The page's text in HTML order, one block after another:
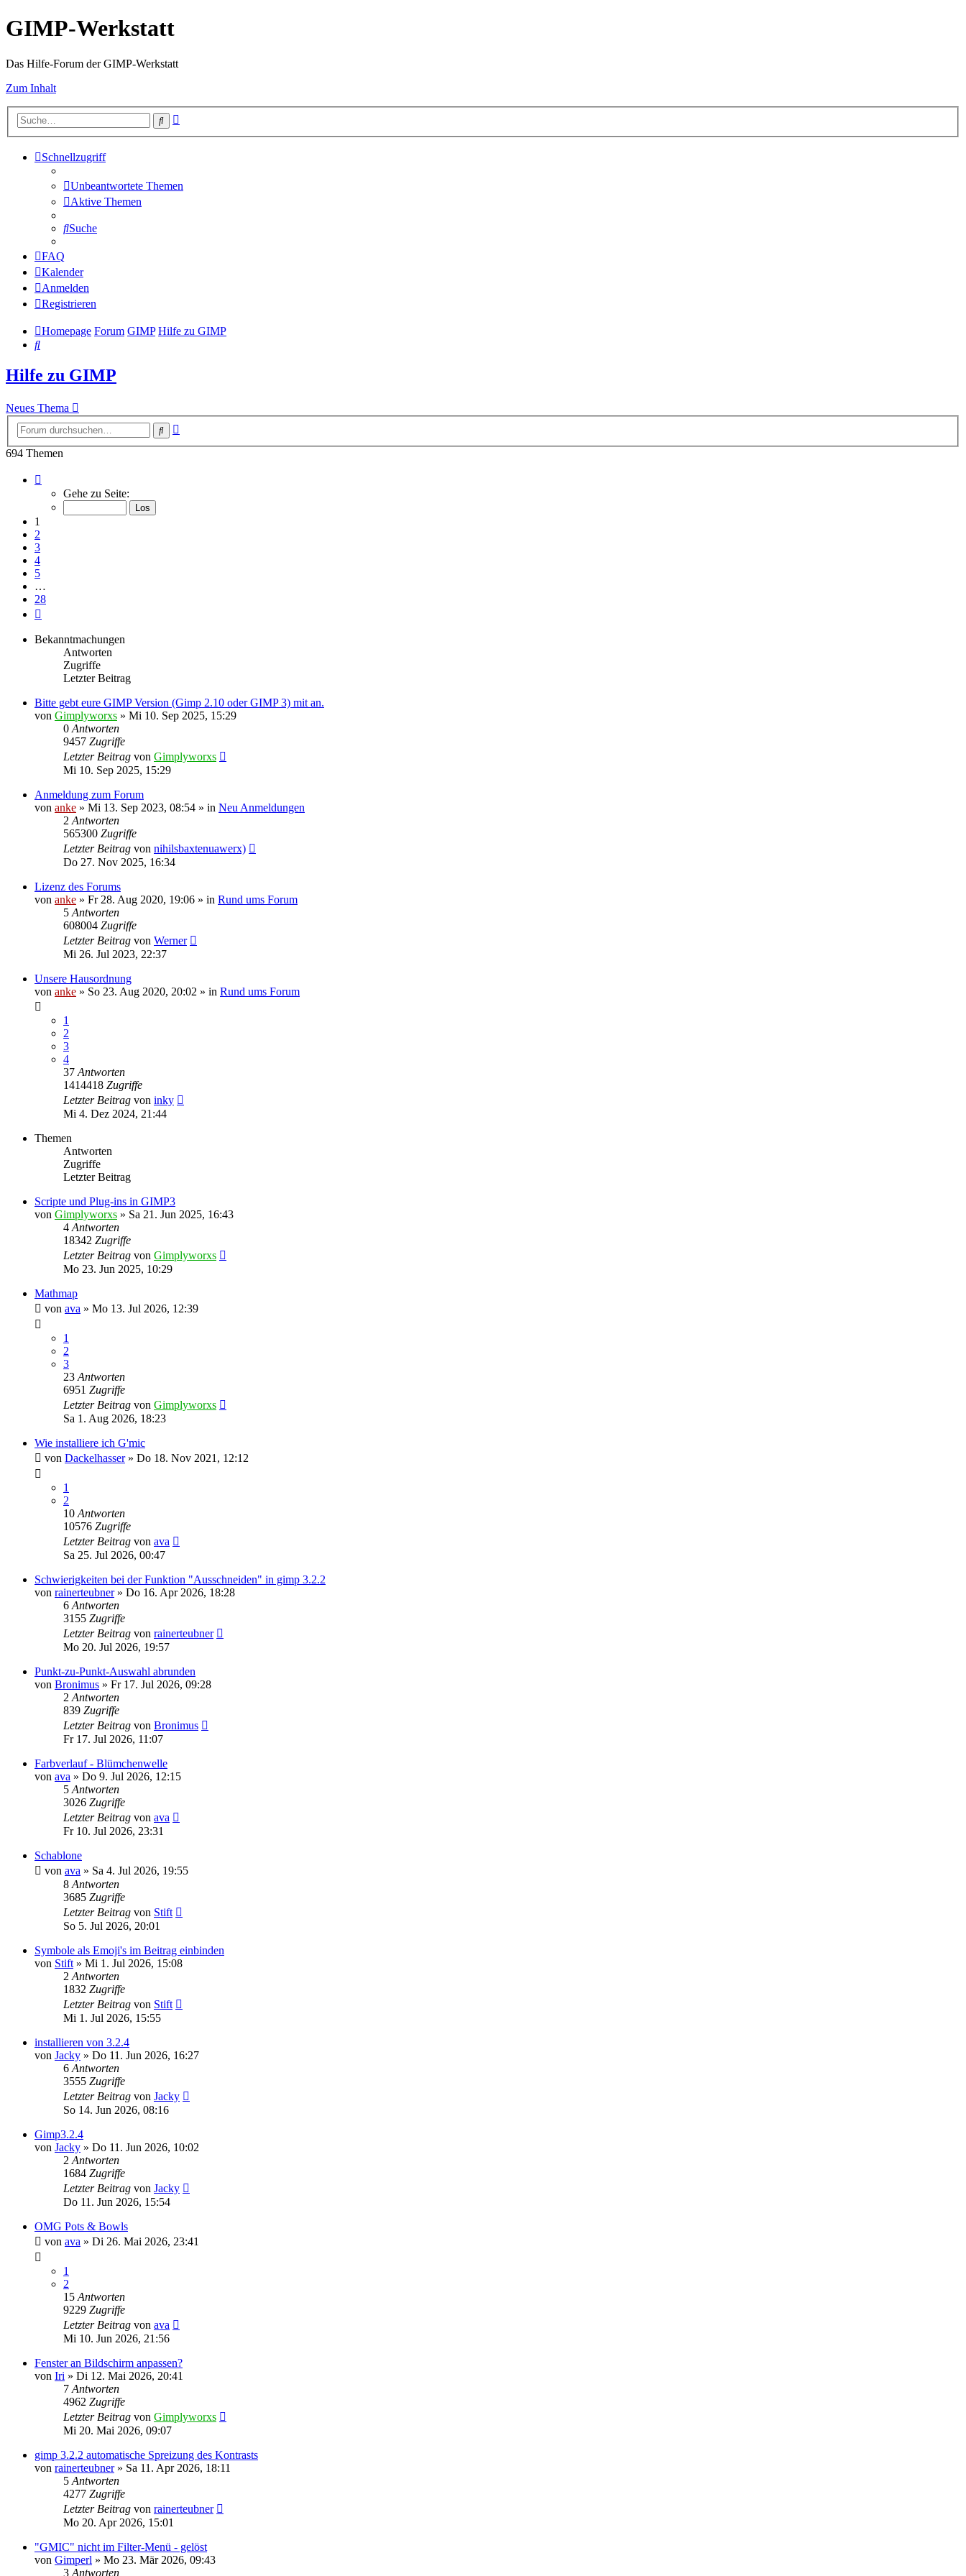
GIMP-Werkstatt
Das Hilfe-Forum der GIMP-Werkstatt
Zum Inhalt
Suche
Schnellzugriff
Unbeantwortete Themen
Aktive Themen
Suche
FAQ
Kalender
Anmelden
Registrieren
Homepage Forum GIMP Hilfe zu GIMP
Suche
Hilfe zu GIMP
Neues Thema
Suche
694 Themen
von
Gehe zu Seite:
1
2
3
4
5
…
28
Bekanntmachungen
Antworten
Zugriffe
Letzter Beitrag
Bitte gebt eure GIMP Version (Gimp 2.10 oder GIMP 3) mit an.
von Gimplyworxs » Mi 10. Sep 2025, 15:29
0 Antworten
9457 Zugriffe
Letzter Beitrag von Gimplyworxs
Mi 10. Sep 2025, 15:29
Anmeldung zum Forum
von anke » Mi 13. Sep 2023, 08:54 » in Neu Anmeldungen
2 Antworten
565300 Zugriffe
Letzter Beitrag von nihilsbaxtenuawerx)
Do 27. Nov 2025, 16:34
Lizenz des Forums
von anke » Fr 28. Aug 2020, 19:06 » in Rund ums Forum
5 Antworten
608004 Zugriffe
Letzter Beitrag von Werner
Mi 26. Jul 2023, 22:37
Unsere Hausordnung
von anke » So 23. Aug 2020, 20:02 » in Rund ums Forum
1
2
3
4
37 Antworten
1414418 Zugriffe
Letzter Beitrag von inky
Mi 4. Dez 2024, 21:44
Themen
Antworten
Zugriffe
Letzter Beitrag
Scripte und Plug-ins in GIMP3
von Gimplyworxs » Sa 21. Jun 2025, 16:43
4 Antworten
18342 Zugriffe
Letzter Beitrag von Gimplyworxs
Mo 23. Jun 2025, 10:29
Mathmap
von ava » Mo 13. Jul 2026, 12:39
1
2
3
23 Antworten
6951 Zugriffe
Letzter Beitrag von Gimplyworxs
Sa 1. Aug 2026, 18:23
Wie installiere ich G'mic
von Dackelhasser» Do 18. Nov 2021, 12:12
1
2
10 Antworten
10576 Zugriffe
Letzter Beitrag von ava
Sa 25. Jul 2026, 00:47
Schwierigkeiten bei der Funktion "Ausschneiden" in gimp 3.2.2
von rainerteubner» Do 16. Apr 2026, 18:28
6 Antworten
3155 Zugriffe
Letzter Beitrag von rainerteubner
Mo 20. Jul 2026, 19:57
Punkt-zu-Punkt-Auswahl abrunden
von Bronimus » Fr 17. Jul 2026, 09:28
2 Antworten
839 Zugriffe
Letzter Beitrag von Bronimus
Fr 17. Jul 2026, 11:07
Farbverlauf - Blümchenwelle
von ava » Do 9. Jul 2026, 12:15
5 Antworten
3026 Zugriffe
Letzter Beitrag von ava
Fr 10. Jul 2026, 23:31
Schablone
von ava » Sa 4. Jul 2026, 19:55
8 Antworten
3685 Zugriffe
Letzter Beitrag von Stift
So 5. Jul 2026, 20:01
Symbole als Emoji's im Beitrag einbinden
von Stift » Mi 1. Jul 2026, 15:08
2 Antworten
1832 Zugriffe
Letzter Beitrag von Stift
Mi 1. Jul 2026, 15:55
installieren von 3.2.4
von Jacky » Do 11. Jun 2026, 16:27
6 Antworten
3555 Zugriffe
Letzter Beitrag von Jacky
So 14. Jun 2026, 08:16
Gimp3.2.4
von Jacky » Do 11. Jun 2026, 10:02
2 Antworten
1684 Zugriffe
Letzter Beitrag von Jacky
Do 11. Jun 2026, 15:54
OMG Pots & Bowls
von ava » Di 26. Mai 2026, 23:41
1
2
15 Antworten
9229 Zugriffe
Letzter Beitrag von ava
Mi 10. Jun 2026, 21:56
Fenster an Bildschirm anpassen?
von Iri » Di 12. Mai 2026, 20:41
7 Antworten
4962 Zugriffe
Letzter Beitrag von Gimplyworxs
Mi 20. Mai 2026, 09:07
gimp 3.2.2 automatische Spreizung des Kontrasts
von rainerteubner» Sa 11. Apr 2026, 18:11
5 Antworten
4277 Zugriffe
Letzter Beitrag von rainerteubner
Mo 20. Apr 2026, 15:01
"GMIC" nicht im Filter-Menü - gelöst
von Gimperl » Mo 23. Mär 2026, 09:43
3 Antworten